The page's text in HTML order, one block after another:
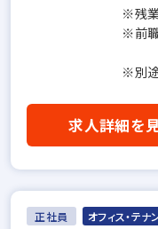
※残
※前
※別
求人詳細を
正社員 オフィス・テナ